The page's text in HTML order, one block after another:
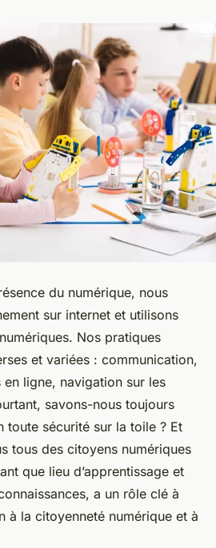
du numérique, nous
sur internet et utilisons
Nos pratiques
et variées : communication,
ligne, navigation sur les
savons-nous toujours
toute sécurité sur la toile ? Et
tous des citoyens numériques
que lieu d’apprentissage et
a un rôle clé à
à la citoyenneté numérique et à